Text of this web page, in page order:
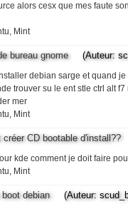
alors cesx que mes faute
Mint
bureau gnome(Auteur:
debian sarge et quand
trouver su le ent stle ctrl alt
mer
Mint
créer CD bootable d'install??
kde comment je doit faire
Mint
debian(Auteur: